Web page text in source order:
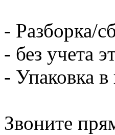
- Разборка/
- без учета
- Упаковка
Звоните